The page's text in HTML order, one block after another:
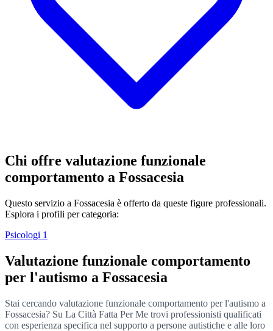
Chi offre valutazione funzionale
comportamento a Fossacesia
Questo servizio a Fossacesia è offerto da queste figure professionali.
Esplora i profili per categoria:
Psicologi 1
Valutazione funzionale comportamento
per l'autismo a Fossacesia
Stai cercando valutazione funzionale comportamento per l'autismo a
Fossacesia? Su La Città Fatta Per Me trovi professionisti qualificati
con esperienza specifica nel supporto a persone autistiche e alle loro